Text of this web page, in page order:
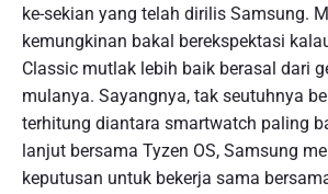
ke-sekian yang telah dirilis Samsung.
kemungkinan bakal berekspektasi
Classic mutlak lebih baik berasal dari
mulanya. Sayangnya, tak seutuhnya
terhitung diantara smartwatch paling
lanjut bersama Tyzen OS, Samsung
keputusan untuk bekerja sama